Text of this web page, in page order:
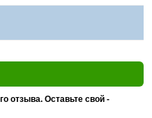
отзыва. Оставьте свой -